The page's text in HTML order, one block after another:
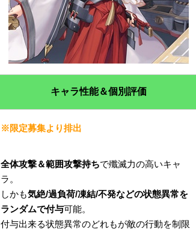
キャラ性能＆個別評価
※限定募集より排出
全体攻撃＆範囲攻撃持ちで殲滅力の高いキャ
ラ。
しかも気絶/過負荷/凍結/不発などの状態異常を
ランダムで付与可能。
付与出来る状態異常のどれもが敵の行動を制限